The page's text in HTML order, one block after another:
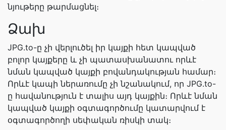
նյութերը թարմացնել։
Ձախ
JPG.to-ը չի վերլուծել իր կայքի հետ կապված
բոլոր կայքերը և չի պատասխանատու որևէ
նման կապված կայքի բովանդակության համար։
Որևէ կապի ներառումը չի նշանակում, որ JPG.to-
ը հավանություն է տալիս այդ կայքին։ Որևէ նման
կապված կայքի օգտագործումը կատարվում է
օգտագործողի սեփական ռիսկի տակ։